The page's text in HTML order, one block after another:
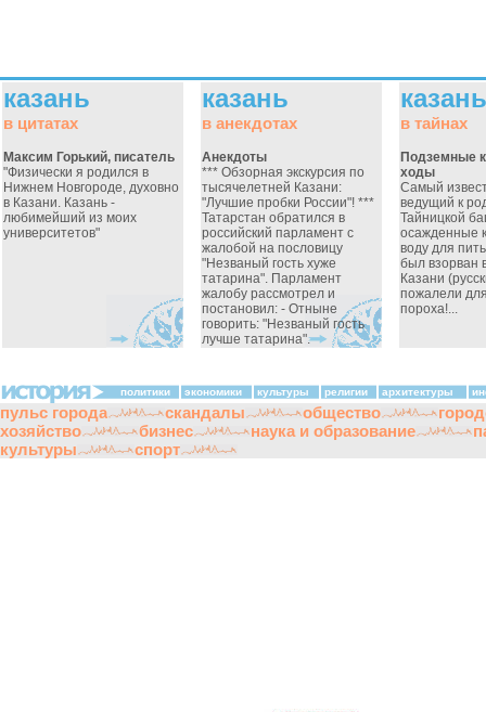
казань
в цитатах
Максим Горький, писатель
"Физически я родился в
Нижнем Новгороде, духовно
в Казани. Казань -
любимейший из моих
университетов"
казань
в анекдотах
Анекдоты
*** Обзорная экскурсия по
тысячелетней Казани:
"Лучшие пробки России"! ***
Татарстан обратился в
российский парламент с
жалобой на пословицу
"Незваный гость хуже
татарина". Парламент
жалобу рассмотрел и
постановил: - Отныне
говорить: "Незваный гость
лучше татарина".
казань
в тайнах
Подземные
ходы
Самый
ведущий к
Тайницкой
осажденные
воду для
был взорван
Казани
пожалели
пороха!...
политики экономики культуры религии архитектуры
пульс города скандалы общество
хозяйство
бизнес наука и образование
культуры
спорт